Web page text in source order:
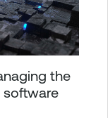
the
software